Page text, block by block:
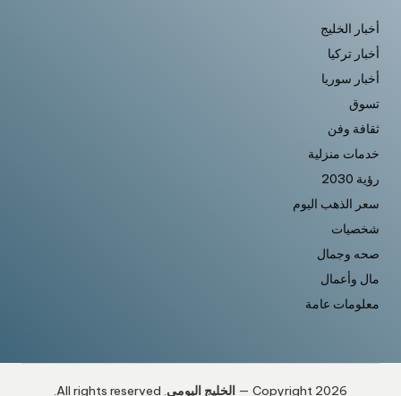
أخبار الخليج
أخبار تركيا
أخبار سوريا
تسوق
ثقافة وفن
خدمات منزلية
رؤية 2030
سعر الذهب اليوم
شخصيات
صحه وجمال
مال وأعمال
معلومات عامة
Copyright 2026 — الخليج اليومى. All rights reserved.